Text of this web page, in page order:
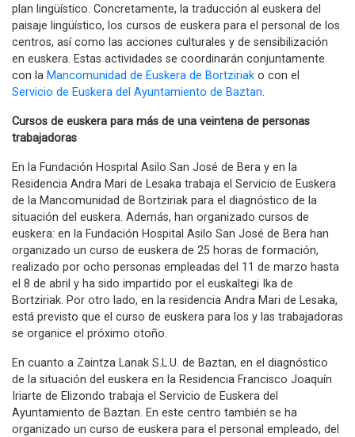
plan lingüístico. Concretamente, la traducción al euskera del
paisaje lingüístico, los cursos de euskera para el personal de los
centros, así como las acciones culturales y de sensibilización
en euskera. Estas actividades se coordinarán conjuntamente
con la Mancomunidad de Euskera de Bortziriak o con el
Servicio de Euskera del Ayuntamiento de Baztan.
Cursos de euskera para más de una veintena de personas
trabajadoras
En la Fundación Hospital Asilo San José de Bera y en la
Residencia Andra Mari de Lesaka trabaja el Servicio de Euskera
de la Mancomunidad de Bortziriak para el diagnóstico de la
situación del euskera. Además, han organizado cursos de
euskera: en la Fundación Hospital Asilo San José de Bera han
organizado un curso de euskera de 25 horas de formación,
realizado por ocho personas empleadas del 11 de marzo hasta
el 8 de abril y ha sido impartido por el euskaltegi Ika de
Bortziriak. Por otro lado, en la residencia Andra Mari de Lesaka,
está previsto que el curso de euskera para los y las trabajadoras
se organice el próximo otoño.
En cuanto a Zaintza Lanak S.L.U. de Baztan, en el diagnóstico
de la situación del euskera en la Residencia Francisco Joaquín
Iriarte de Elizondo trabaja el Servicio de Euskera del
Ayuntamiento de Baztan. En este centro también se ha
organizado un curso de euskera para el personal empleado, del